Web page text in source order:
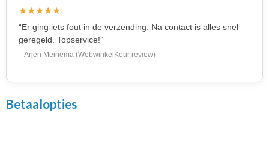
★★★★★
“Er ging iets fout in de verzending. Na contact is alles snel
geregeld. Topservice!”
– Arjen Meinema (WebwinkelKeur review)
Betaalopties